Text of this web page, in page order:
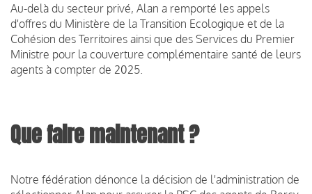
Au-delà du secteur privé, Alan a remporté les appels
d'offres du Ministère de la Transition Ecologique et de la
Cohésion des Territoires ainsi que des Services du Premier
Ministre pour la couverture complémentaire santé de leurs
agents à compter de 2025.
Que faire maintenant ?
Notre fédération dénonce la décision de l'administration de